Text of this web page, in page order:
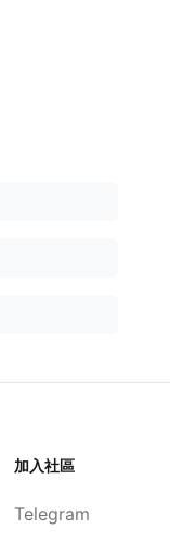
加入社區
Telegram